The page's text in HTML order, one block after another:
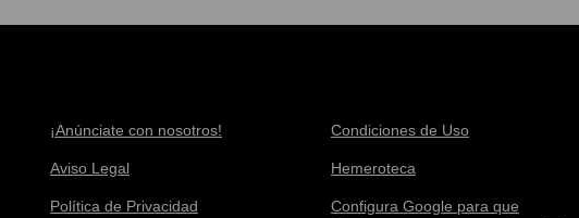
¡Anúnciate con nosotros!
Aviso Legal
Política de Privacidad
Condiciones de Uso
Hemeroteca
Configura Google para que